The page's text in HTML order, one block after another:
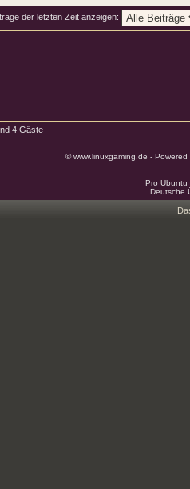
der letzten Zeit anzeigen:
4 Gäste
© www.linuxgaming.de -
Pro
Deutsche